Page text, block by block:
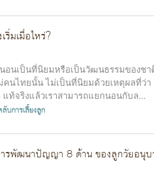
มเมื่อไหร่?
อนเป็นที่นิยมหรือเป็นวัฒนธรรมของชา
นไทยนั้น ไม่เป็นที่นิยมด้วยเหตุผลที่ว่า
ท้จริงแล้วเราสามารถแยกนอนกับล...
ลับการเลี้ยงลูก
รพัฒนาปัญญา 8 ด้าน ของลูกวัยอนุบ